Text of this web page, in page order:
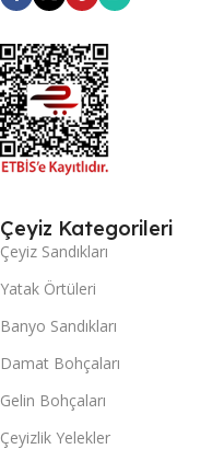
Çeyiz Kategorileri
Çeyiz Sandıkları
Yatak Örtüleri
Banyo Sandıkları
Damat Bohçaları
Gelin Bohçaları
Çeyizlik Yelekler